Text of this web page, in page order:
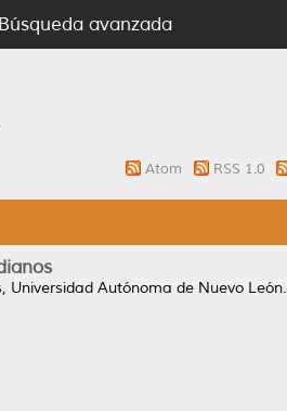
Búsqueda avanzada
Atom RSS 1.0
Universidad Autónoma de Nuevo León.